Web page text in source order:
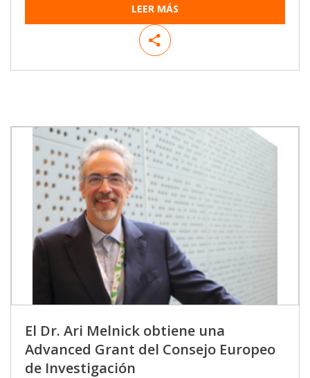
LEER MÁS
El Dr. Ari Melnick obtiene una
Advanced Grant del Consejo Europeo
de Investigación